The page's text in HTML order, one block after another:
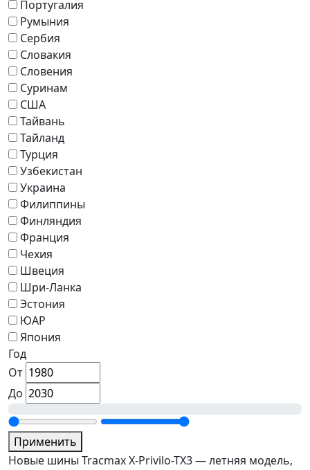
Португалия
Румыния
Сербия
Словакия
Словения
Суринам
США
Тайвань
Тайланд
Турция
Узбекистан
Украина
Филиппины
Финляндия
Франция
Чехия
Швеция
Шри-Ланка
Эстония
ЮАР
Япония
Год
От
До
Применить
Новые шины Tracmax X-Privilo-TX3 — летняя модель,